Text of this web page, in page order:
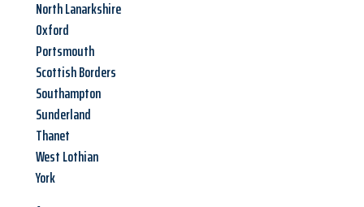
North Lanarkshire
Oxford
Portsmouth
Scottish Borders
Southampton
Sunderland
Thanet
West Lothian
York